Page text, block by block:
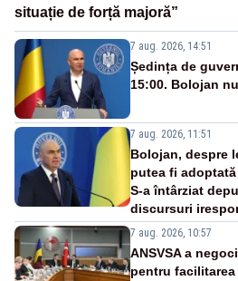
situație de forță majoră”
7 aug. 2026, 14:51
Ședința de
15:00. Bolojan
7 aug. 2026, 11:51
Bolojan, despre
putea fi
S-a întârziat
discursuri
7 aug. 2026, 10:57
ANSVSA a
pentru